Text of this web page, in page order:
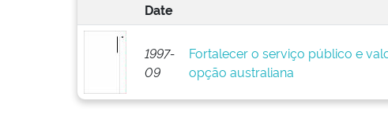
Date
1997-
09
Fortalecer o serviço público e
opção australiana